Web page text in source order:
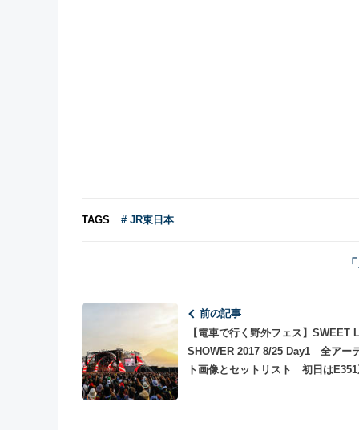
TAGS # JR東日本
前の記事
【電車で行く野外フェス】SWEET
SHOWER 2017 8/25 Day1 全アー
ト画像とセットリスト 初日は